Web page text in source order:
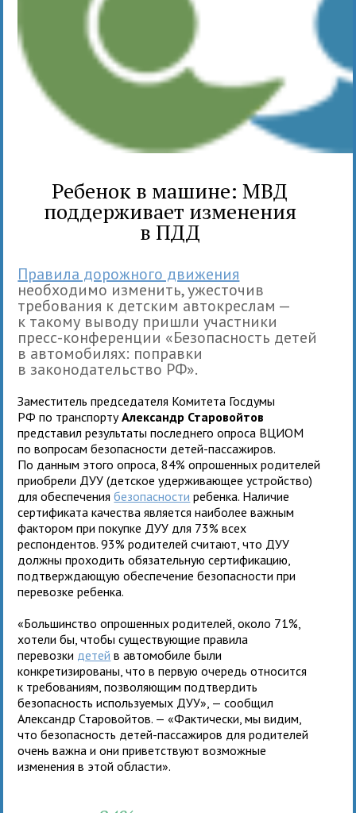
Ребенок в машине: МВД
поддерживает изменения
в ПДД
Правила дорожного движения
необходимо изменить, ужесточив
требования к детским автокреслам —
к такому выводу пришли участники
пресс-конференции «Безопасность детей
в автомобилях: поправки
в законодательство РФ».
Заместитель председателя Комитета Госдумы
РФ по транспортуАлександр Старовойтов
представил результаты последнего опроса ВЦИОМ
по вопросам безопасности детей-пассажиров.
По данным этого опроса, 84% опрошенных родителей
приобрели ДУУ (детское удерживающее устройство)
для обеспечениябезопасности ребенка. Наличие
сертификата качества является наиболее важным
фактором при покупке ДУУ для 73% всех
респондентов. 93% родителей считают, что ДУУ
должны проходить обязательную сертификацию,
подтверждающую обеспечение безопасности при
перевозке ребенка.
«Большинство опрошенных родителей, около 71%,
хотели бы, чтобы существующие правила
перевозки детей в автомобиле были
конкретизированы, что в первую очередь относится
к требованиям, позволяющим подтвердить
безопасность используемых ДУУ», — сообщил
Александр Старовойтов. — «Фактически, мы видим,
что безопасность детей-пассажиров для родителей
очень важна и они приветствуют возможные
изменения в этой области».